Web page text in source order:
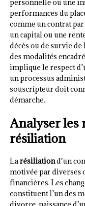
personnelle ou une
performances du
comme un contrat par
un capital ou une
décès ou de survie
des modalités
implique le respect
un processus
souscripteur doit
démarche.
Analyser les
résiliation
Larésiliationd’un
motivée par diverses
financières. Les
constituent l’un des